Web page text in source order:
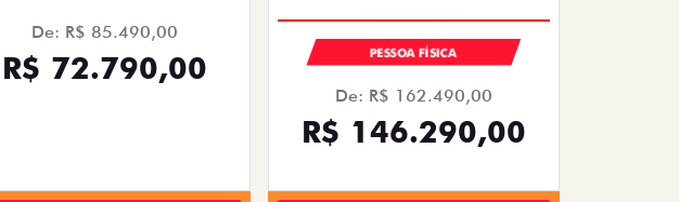
De: R$ 85.490,00
R$ 72.790,00 PESSOA FÍSICA
De: R$ 162.490,00
R$ 146.290,00